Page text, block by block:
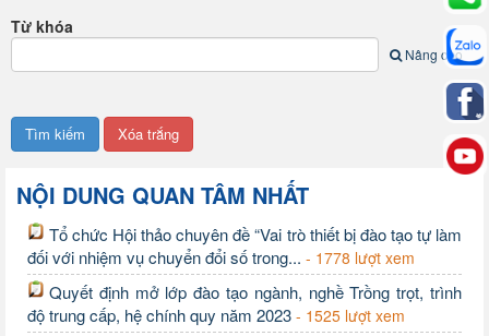
Từ khóa
Nâng cao
NỘI DUNG QUAN TÂM NHẤT
Tổ chức Hội thảo chuyên đề “Vai trò thiết bị đào tạo tự làm
đối với nhiệm vụ chuyển đổi số trong... - 1778 lượt xem
Quyết định mở lớp đào tạo ngành, nghề Trồng trọt, trình
độ trung cấp, hệ chính quy năm 2023 - 1525 lượt xem